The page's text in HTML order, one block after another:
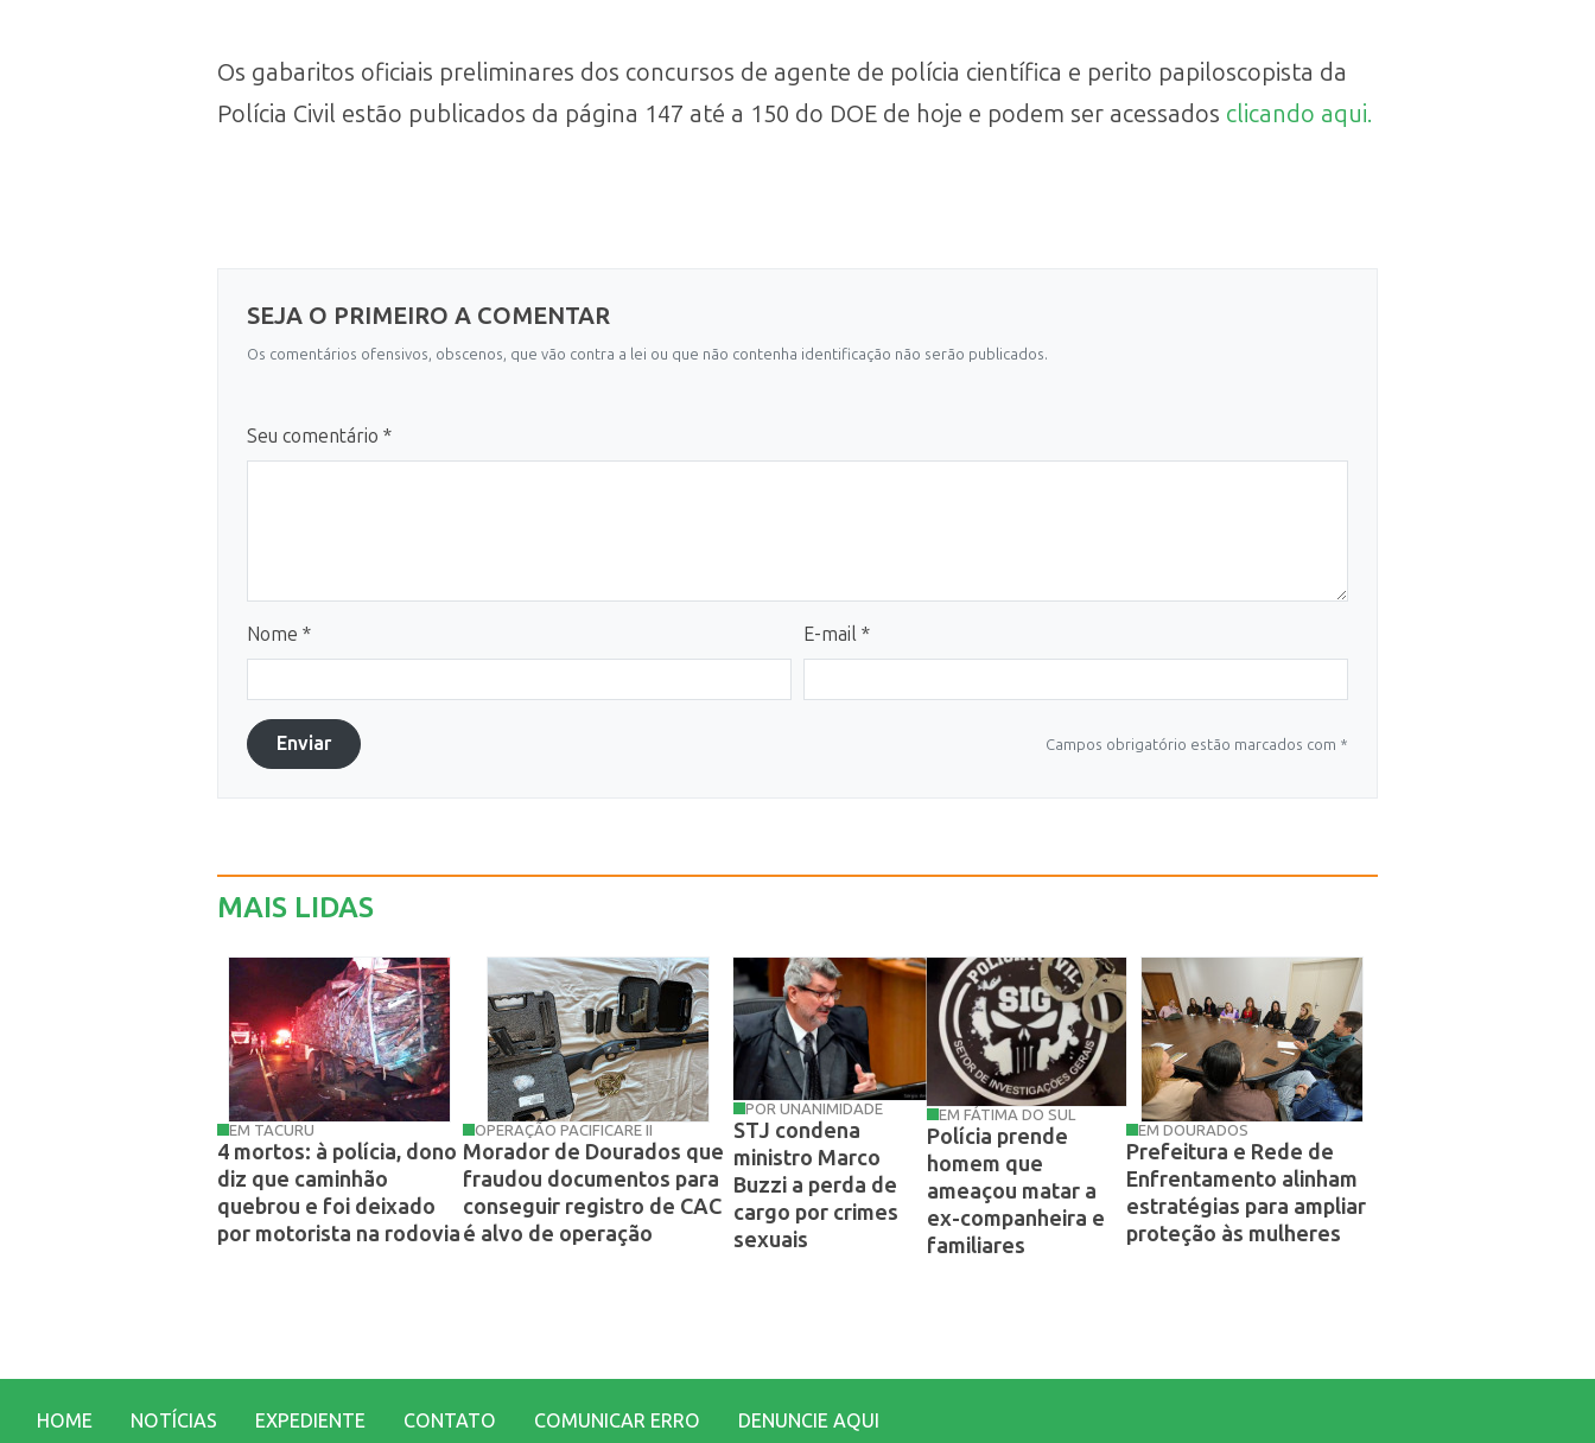
Os gabaritos oficiais preliminares dos concursos de agente de polícia científica e perito papiloscopista da
Polícia Civil estão publicados da página 147 até a 150 do DOE de hoje e podem ser acessados clicando aqui.
SEJA O PRIMEIRO A COMENTAR
Os comentários ofensivos, obscenos, que vão contra a lei ou que não contenha identificação não serão publicados.
Seu comentário *
Nome * E-mail *
Enviar Campos obrigatório estão marcados com *
MAIS LIDAS
EM TACURU
4 mortos: à polícia, dono
diz que caminhão
quebrou e foi deixado
por motorista na rodovia
OPERAÇÃO PACIFICARE II
Morador de Dourados que
fraudou documentos para
conseguir registro de CAC
é alvo de operação
POR UNANIMIDADE
STJ condena
ministro Marco
Buzzi a perda de
cargo por crimes
sexuais
EM FÁTIMA DO SUL
Polícia prende
homem que
ameaçou matar a
ex-companheira e
familiares
EM DOURADOS
Prefeitura e Rede de
Enfrentamento alinham
estratégias para ampliar
proteção às mulheres
HOME NOTÍCIAS EXPEDIENTE CONTATO COMUNICAR ERRO DENUNCIE AQUI